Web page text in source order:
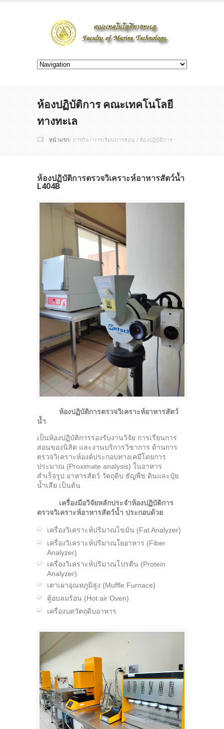
ห้องปฏิบัติการ คณะเทคโนโลยี
ทางทะเล
หน้าแรก/ ภารกิจ / การเรียนการสอน / ห้องปฏิบัติการ
ห้องปฏิบัติการตรวจวิเคราะห์อาหารสัตว์น้ำ
L404B
ห้องปฏิบัติการตรวจวิเคราะห์อาหารสัตว์
น้ำ
เป็นห้องปฏิบัติการรองรับงานวิจัย การเรียนการ
สอนของนิสิต และงานบริการวิชาการ ด้านการ
ตรวจวิเคราะห์องค์ประกอบทางเคมีโดยการ
ประมาณ (Proximate analysis) ในอาหาร
สำเร็จรูป อาหารสัตว์ วัตถุดิบ ธัญพืช ดินและปุ๋ย
น้ำเสีย เป็นต้น
เครื่องมือวิจัยหลักประจำห้องปฏิบัติการ
ตรวจวิเคราะห์อาหารสัตว์น้ำ ประกอบด้วย
เครื่องวิเคราะห์ปริมาณไขมัน (Fat Analyzer)
เครื่องวิเคราะห์ปริมาณใยอาหาร (Fiber
Analyzer)
เครื่องวิเคราะห์ปริมาณโปรตีน (Protein
Analyzer)
เตาเผาอุณหภูมิสูง (Muffle Furnace)
ตู้อบลมร้อน (Hot air Oven)
เครื่องบดวัตถุดิบอาหาร